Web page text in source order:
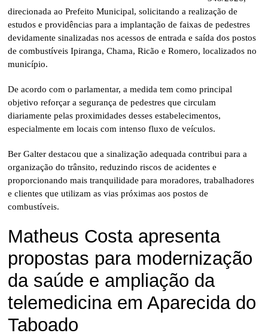
direcionada ao Prefeito Municipal, solicitando a realização de
estudos e providências para a implantação de faixas de pedestres
devidamente sinalizadas nos acessos de entrada e saída dos postos
de combustíveis Ipiranga, Chama, Ricão e Romero, localizados no
município.
De acordo com o parlamentar, a medida tem como principal
objetivo reforçar a segurança de pedestres que circulam
diariamente pelas proximidades desses estabelecimentos,
especialmente em locais com intenso fluxo de veículos.
Ber Galter destacou que a sinalização adequada contribui para a
organização do trânsito, reduzindo riscos de acidentes e
proporcionando mais tranquilidade para moradores, trabalhadores
e clientes que utilizam as vias próximas aos postos de
combustíveis.
Matheus Costa apresenta
propostas para modernização
da saúde e ampliação da
telemedicina em Aparecida do
Taboado